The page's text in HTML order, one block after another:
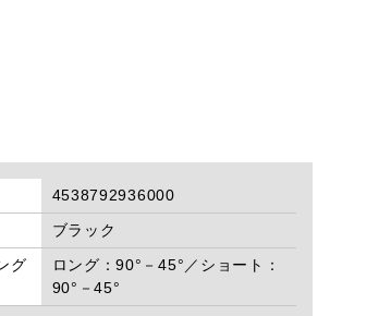
4538792936000
ブラック
グ
ロング：90°－45°／ショート：
90°－45°